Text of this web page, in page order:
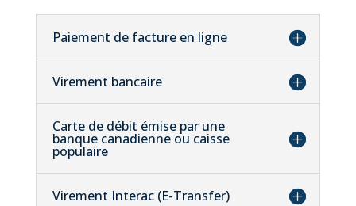
Paiement de facture en ligne
Virement bancaire
Carte de débit émise par une
banque canadienne ou caisse
populaire
Virement Interac (E-Transfer)